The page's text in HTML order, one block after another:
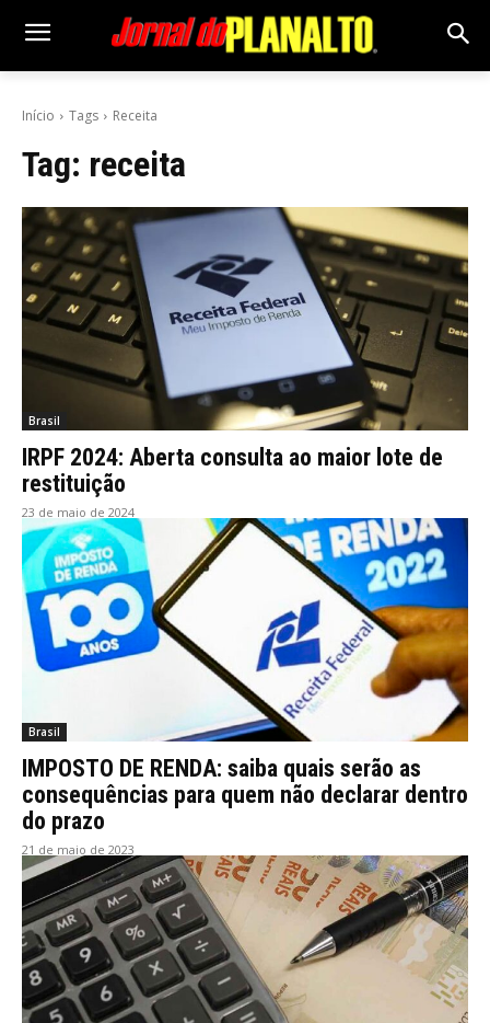
Início Tags Receita
Tag: receita
Brasil
IRPF 2024: Aberta consulta ao maior lote de
restituição
23 de maio de 2024
Brasil
IMPOSTO DE RENDA: saiba quais serão as
consequências para quem não declarar dentro
do prazo
21 de maio de 2023